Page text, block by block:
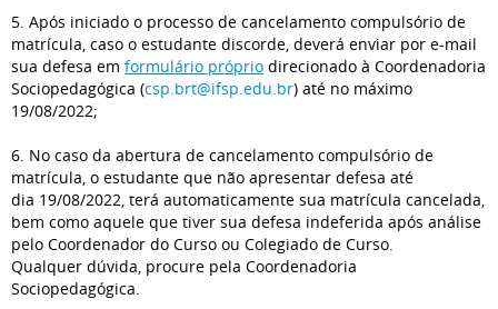
5. Após iniciado o processo de cancelamento compulsório de
matrícula, caso o estudante discorde, deverá enviar por e-mail
sua defesa em formulário próprio direcionado à Coordenadoria
Sociopedagógica (csp.brt@ifsp.edu.br) até no máximo
19/08/2022;
6. No caso da abertura de cancelamento compulsório de
matrícula, o estudante que não apresentar defesa até
dia 19/08/2022, terá automaticamente sua matrícula cancelada,
bem como aquele que tiver sua defesa indeferida após análise
pelo Coordenador do Curso ou Colegiado de Curso.
Qualquer dúvida, procure pela Coordenadoria
Sociopedagógica.